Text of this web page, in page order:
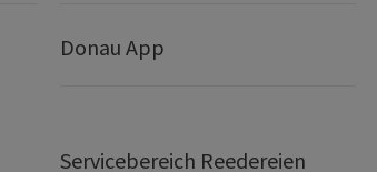
Donau App
Servicebereich Reedereien